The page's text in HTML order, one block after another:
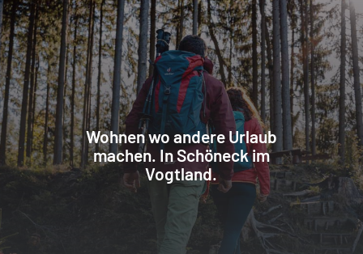
Wohnen wo andere Urlaub
machen. In Schöneck im
Vogtland.